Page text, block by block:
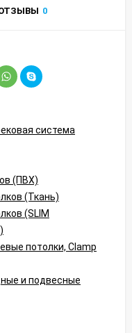
0
система
(ПВХ)
(Ткань)
(SLIM
потолки, Clamp
и подвесные